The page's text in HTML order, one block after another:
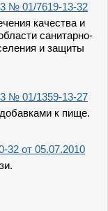
№ 01/7619-13-32
качества и
санитарно-
и защиты
№ 01/1359-13-27
к пище.
32 от 05.07.2010